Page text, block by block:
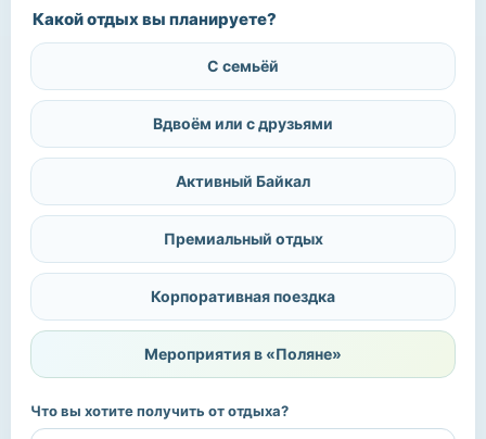
Какой отдых вы планируете?
С семьёй
Вдвоём или с друзьями
Активный Байкал
Премиальный отдых
Корпоративная поездка
Мероприятия в «Поляне»
Что вы хотите получить от отдыха?